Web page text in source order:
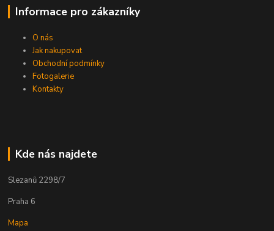
Informace pro zákazníky
O nás
Jak nakupovat
Obchodní podmínky
Fotogalerie
Kontakty
Kde nás najdete
Slezanů 2298/7
Praha 6
Mapa